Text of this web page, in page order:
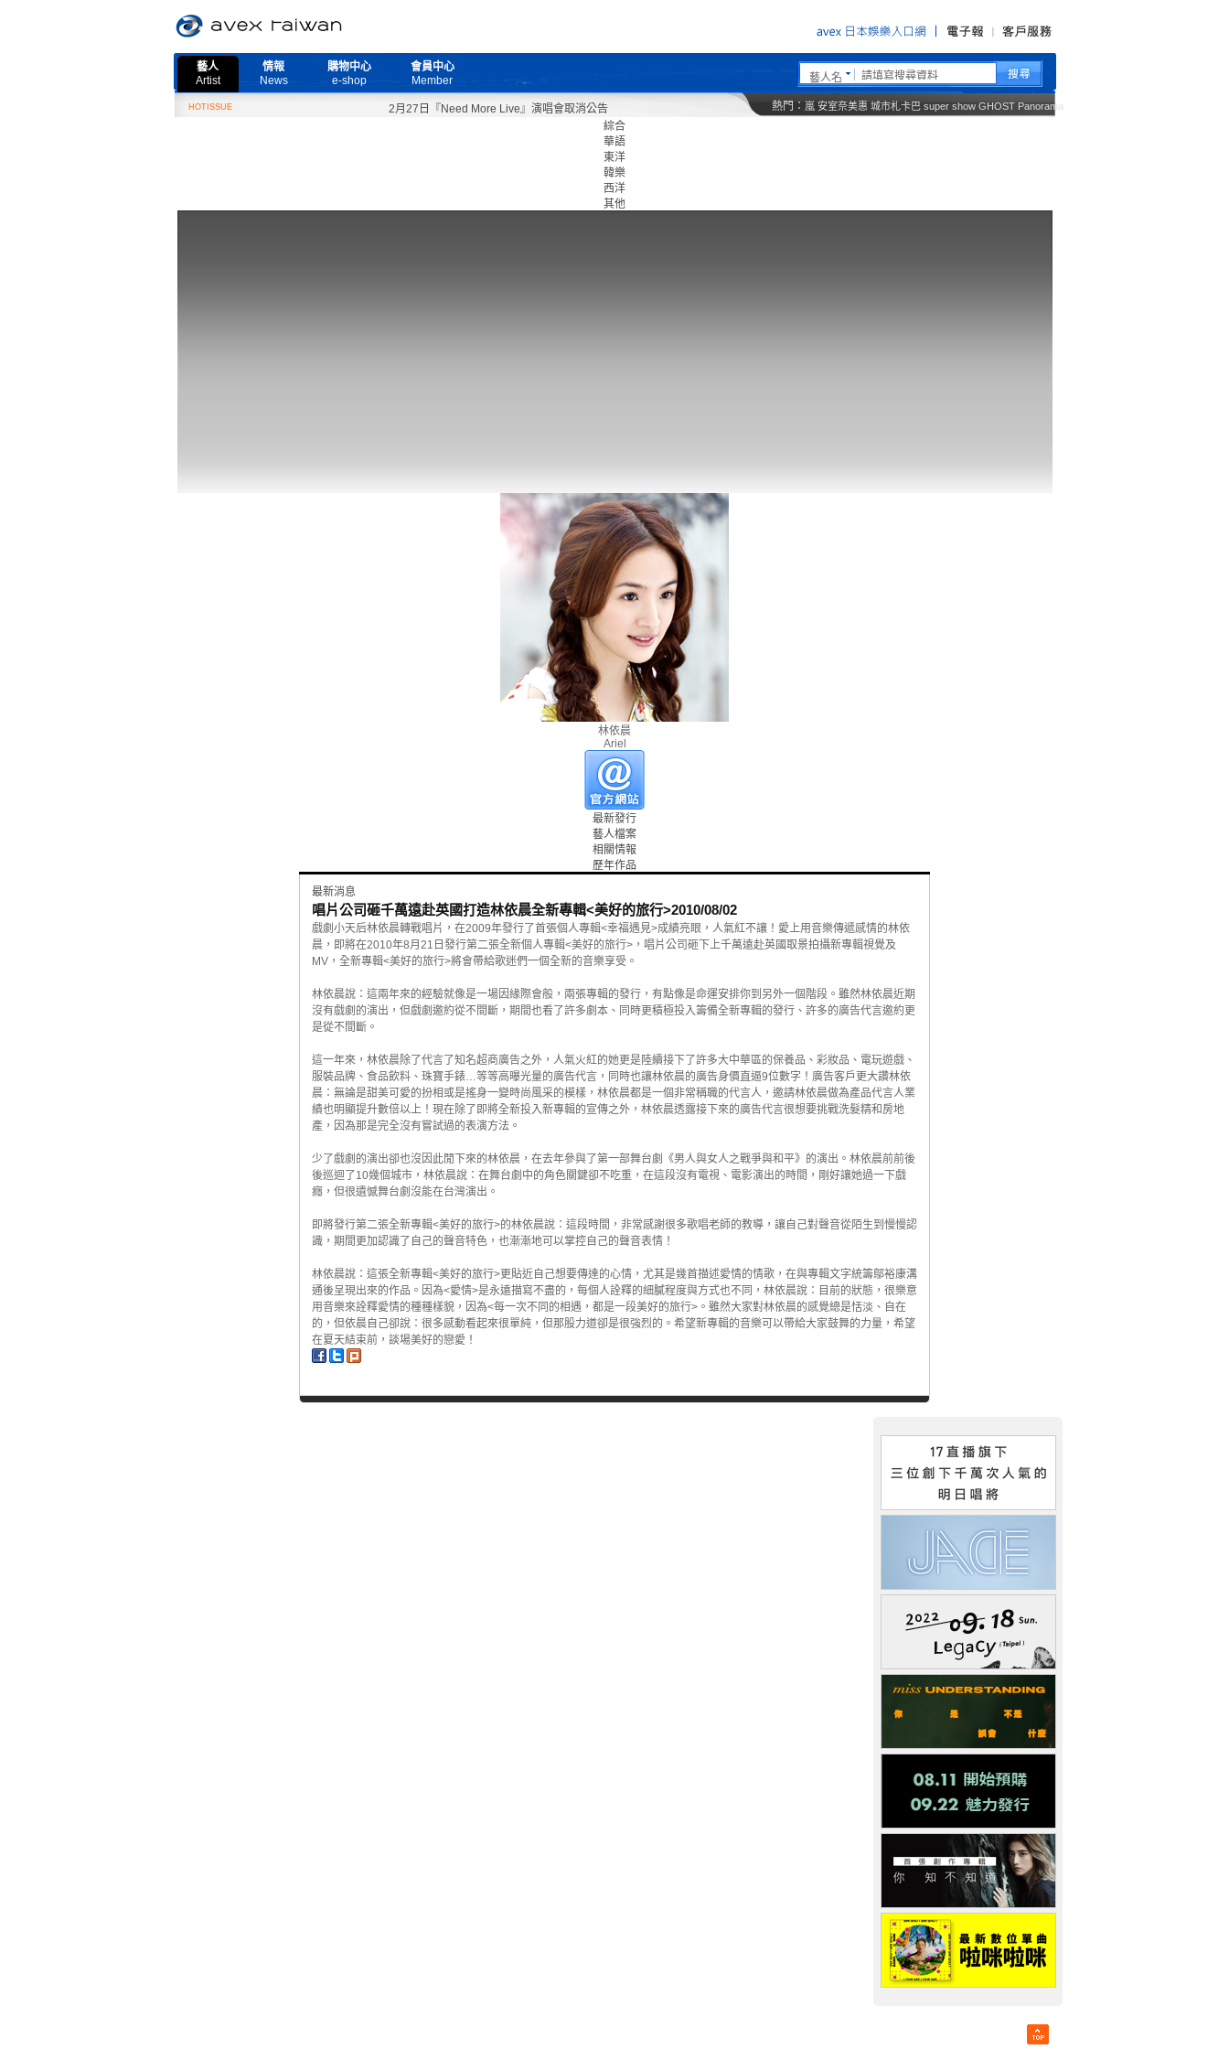
藝人
Artist
情報
News
購物中心
e-shop
會員中心
Member
藝人名
HOTISSUE 2月27日『Need More Live』演唱會取消公告 熱門： 嵐 安室奈美惠 城市札卡巴 super show GHOST Panorama
綜合
華語
東洋
韓樂
西洋
其他
林依晨
Ariel
最新發行
藝人檔案
相關情報
歷年作品
最新消息
唱片公司砸千萬遠赴英國打造林依晨全新專輯<美好的旅行>2010/08/02
戲劇小天后林依晨轉戰唱片，在2009年發行了首張個人專輯<幸福遇見>成績亮眼，人氣紅不讓！愛上用音樂傳遞感情的林依
晨，即將在2010年8月21日發行第二張全新個人專輯<美好的旅行>，唱片公司砸下上千萬遠赴英國取景拍攝新專輯視覺及
MV，全新專輯<美好的旅行>將會帶給歌迷們一個全新的音樂享受。
林依晨說：這兩年來的經驗就像是一場因緣際會般，兩張專輯的發行，有點像是命運安排你到另外一個階段。雖然林依晨近期
沒有戲劇的演出，但戲劇邀約從不間斷，期間也看了許多劇本、同時更積極投入籌備全新專輯的發行、許多的廣告代言邀約更
是從不間斷。
這一年來，林依晨除了代言了知名超商廣告之外，人氣火紅的她更是陸續接下了許多大中華區的保養品、彩妝品、電玩遊戲、
服裝品牌、食品飲料、珠寶手錶…等等高曝光量的廣告代言，同時也讓林依晨的廣告身價直逼9位數字！廣告客戶更大讚林依
晨：無論是甜美可愛的扮相或是搖身一變時尚風采的模樣，林依晨都是一個非常稱職的代言人，邀請林依晨做為產品代言人業
績也明顯提升數倍以上！現在除了即將全新投入新專輯的宣傳之外，林依晨透露接下來的廣告代言很想要挑戰洗髮精和房地
產，因為那是完全沒有嘗試過的表演方法。
少了戲劇的演出卻也沒因此閒下來的林依晨，在去年參與了第一部舞台劇《男人與女人之戰爭與和平》的演出。林依晨前前後
後巡迴了10幾個城市，林依晨說：在舞台劇中的角色關鍵卻不吃重，在這段沒有電視、電影演出的時間，剛好讓她過一下戲
癮，但很遺憾舞台劇沒能在台灣演出。
即將發行第二張全新專輯<美好的旅行>的林依晨說：這段時間，非常感謝很多歌唱老師的教導，讓自己對聲音從陌生到慢慢認
識，期間更加認識了自己的聲音特色，也漸漸地可以掌控自己的聲音表情！
林依晨說：這張全新專輯<美好的旅行>更貼近自己想要傳達的心情，尤其是幾首描述愛情的情歌，在與專輯文字統籌鄔裕康溝
通後呈現出來的作品。因為<愛情>是永遠描寫不盡的，每個人詮釋的細膩程度與方式也不同，林依晨說：目前的狀態，很樂意
用音樂來詮釋愛情的種種樣貌，因為<每一次不同的相遇，都是一段美好的旅行>。雖然大家對林依晨的感覺總是恬淡、自在
的，但依晨自己卻說：很多感動看起來很單純，但那股力道卻是很強烈的。希望新專輯的音樂可以帶給大家鼓舞的力量，希望
在夏天結束前，談場美好的戀愛！